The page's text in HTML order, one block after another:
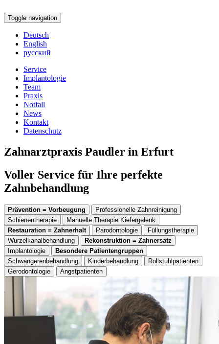
Toggle navigation
Deutsch
English
русский
Service
Implantologie
Team
Praxis
Notfall
News
Kontakt
Datenschutz
Zahnarztpraxis Paudler in Erfurt
Voller Service für Ihre perfekte
Zahnbehandlung
Prävention = Vorbeugung
Professionelle Zahnreinigung
Schienentherapie
Manuelle Therapie Kiefergelenk
Restauration = Zahnerhalt
Parodontologie
Füllungstherapie
Wurzelkanalbehandlung
Rekonstruktion = Zahnersatz
Implantologie
Besondere Patientengruppen
Schwangerenbehandlung
Kinderbehandlung
Rollstuhlpatienten
Gerodontologie
Angstpatienten